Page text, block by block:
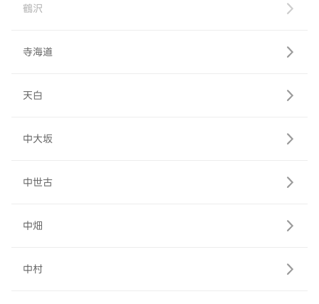
鶴沢
寺海道
天白
中大坂
中世古
中畑
中村